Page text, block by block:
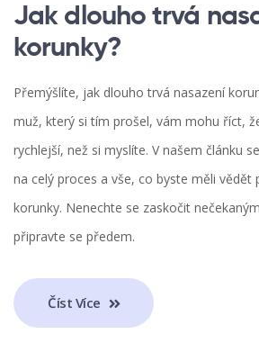
Jak dlouho trvá
korunky?
Přemýšlíte, jak dlouho trvá nasazení
muž, který si tím prošel, vám mohu říct,
rychlejší, než si myslíte. V našem článku
na celý proces a vše, co byste měli vědět
korunky. Nenechte se zaskočit
připravte se předem.
Číst Více